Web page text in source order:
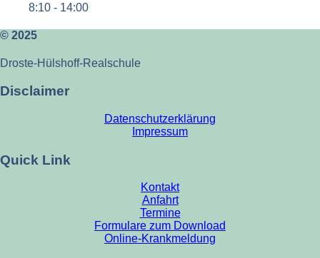
8:10 - 14:00
© 2025
Droste-Hülshoff-Realschule
Disclaimer
Datenschutzerklärung
Impressum
Quick Link
Kontakt
Anfahrt
Termine
Formulare zum Download
Online-Krankmeldung